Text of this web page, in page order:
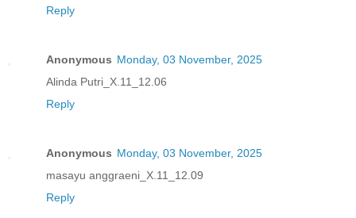
Reply
Anonymous Monday, 03 November, 2025
Alinda Putri_X.11_12.06
Reply
Anonymous Monday, 03 November, 2025
masayu anggraeni_X.11_12.09
Reply